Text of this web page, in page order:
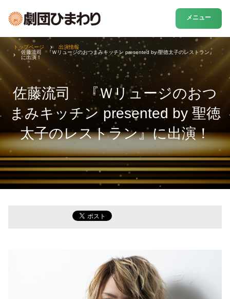
メニュー
佐藤流司 『Ｗリュージのおつ
まみキッチン presented by 聖徳
太子のレストラン』に出演！
トップページ
出演情報
佐藤流司 『Ｗリュージのおつまみキッチン presented by 聖徳太子のレストラン』
に出演！